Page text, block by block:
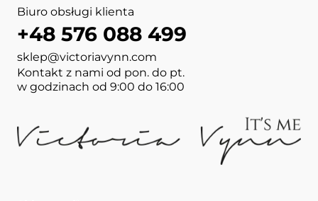
Biuro obsługi klienta
+48 576 088 499
sklep@victoriavynn.com
Kontakt z nami od pon. do pt.
w godzinach od 9:00 do 16:00